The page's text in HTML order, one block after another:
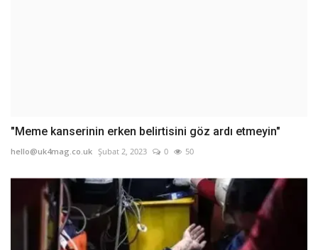
"Meme kanserinin erken belirtisini göz ardı etmeyin"
hello@uk4mag.co.uk Şubat 2, 2023 0 50